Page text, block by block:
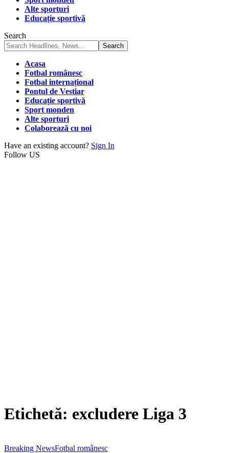
Alte sporturi
Educație sportivă
Search
Acasa
Fotbal românesc
Fotbal internațional
Pontul de Vestiar
Educație sportivă
Sport monden
Alte sporturi
Colaborează cu noi
Have an existing account? Sign In
Follow US
Etichetă: excludere Liga 3
Breaking NewsFotbal românesc